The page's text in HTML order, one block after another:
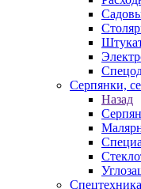
Серпянки,
Назад
Спецтехника